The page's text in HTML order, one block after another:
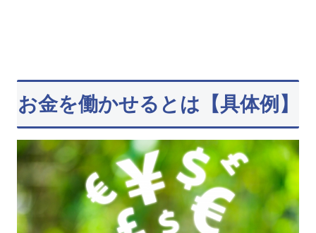
お金を働かせるとは【具体例】